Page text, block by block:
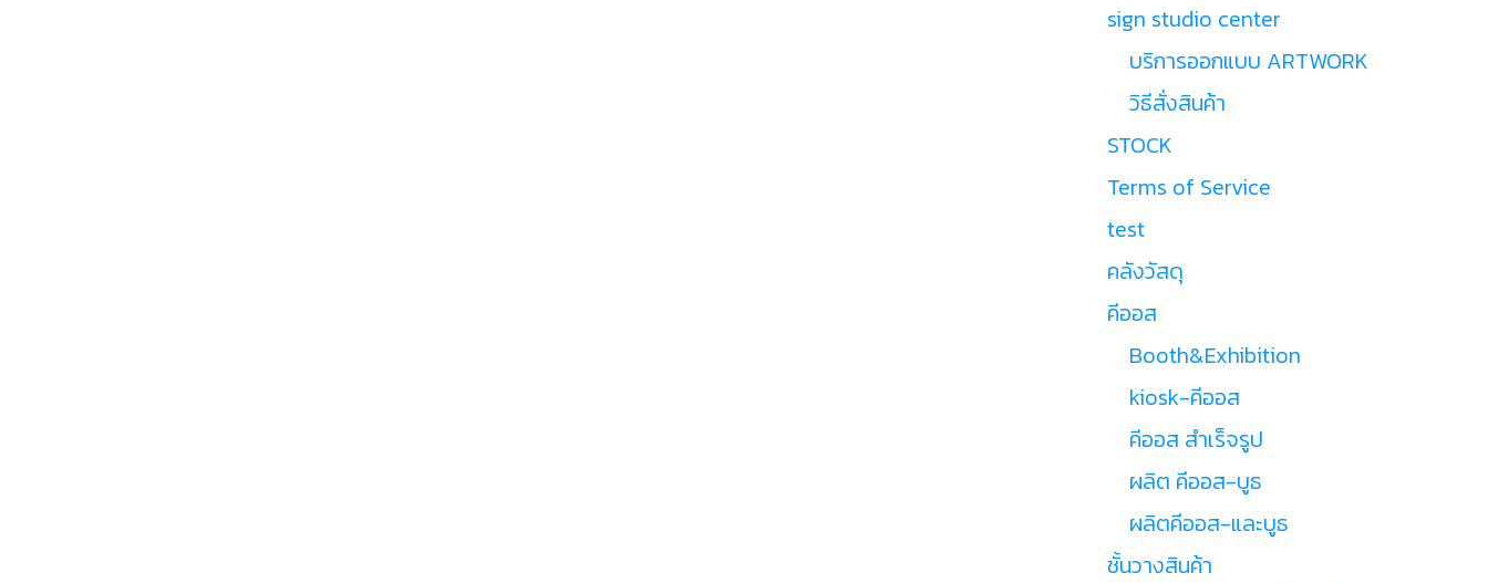
sign studio center
บริการออกแบบ ARTWORK
วิธีสั่งสินค้า
STOCK
Terms of Service
test
คลังวัสดุ
คีออส
Booth&Exhibition
kiosk-คีออส
คีออส สำเร็จรูป
ผลิต คีออส-บูธ
ผลิตคีออส-และบูธ
ชั้นวางสินค้า